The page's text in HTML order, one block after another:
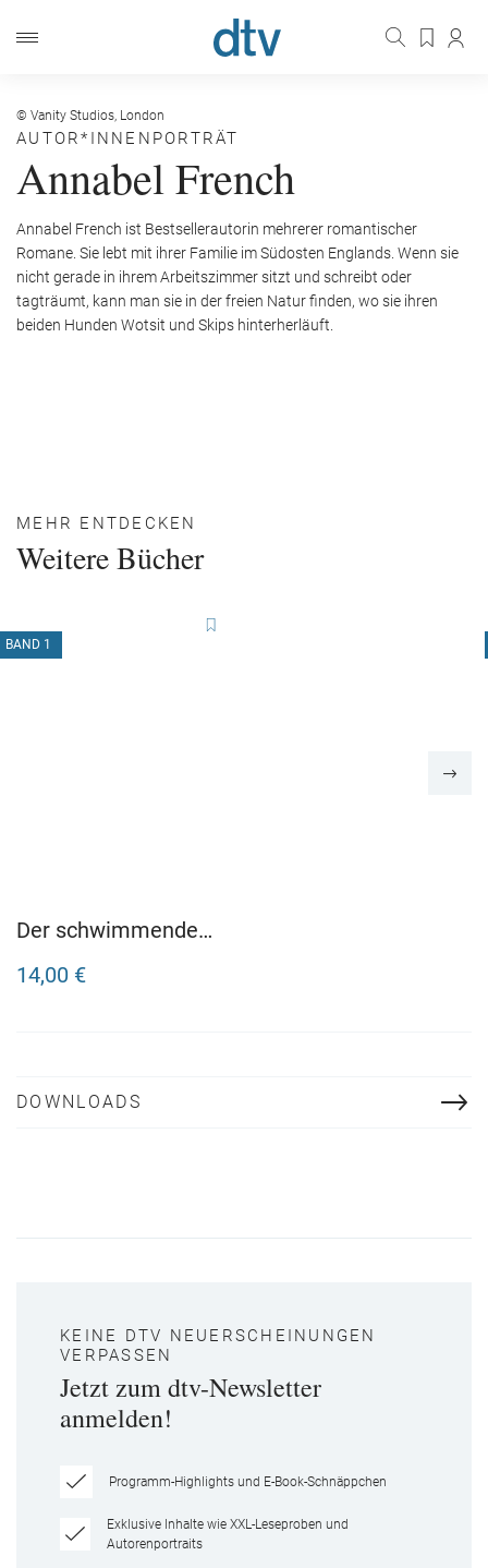
© Vanity Studios, London
AUTOR*INNENPORTRÄT
Annabel French
Annabel French ist Bestsellerautorin mehrerer romantischer
Romane. Sie lebt mit ihrer Familie im Südosten Englands. Wenn sie
nicht gerade in ihrem Arbeitszimmer sitzt und schreibt oder
tagträumt, kann man sie in der freien Natur finden, wo sie ihren
beiden Hunden Wotsit und Skips hinterherläuft.
MEHR ENTDECKEN
Weitere Bücher
BAND 1
Der schwimmende
Amsterdam
14,00 €
DOWNLOADS
KEINE DTV NEUERSCHEINUNGEN
VERPASSEN
Jetzt zum dtv-Newsletter
anmelden!
Programm-Highlights und E-Book-Schnäppchen
Exklusive Inhalte wie XXL-Leseproben und
Autorenportraits